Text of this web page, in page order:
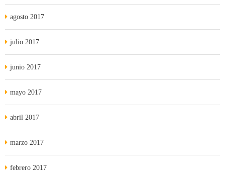
agosto 2017
julio 2017
junio 2017
mayo 2017
abril 2017
marzo 2017
febrero 2017